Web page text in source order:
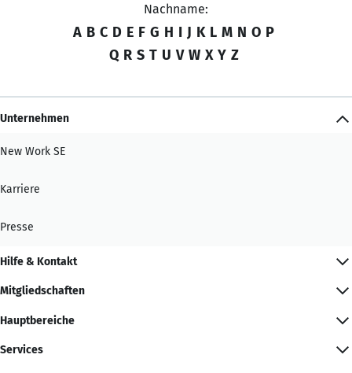
Nachname:
A B C D E F G H I J K L M N O P
Q R S T U V W X Y Z
Unternehmen
New Work SE
Karriere
Presse
Hilfe & Kontakt
Mitgliedschaften
Hauptbereiche
Services